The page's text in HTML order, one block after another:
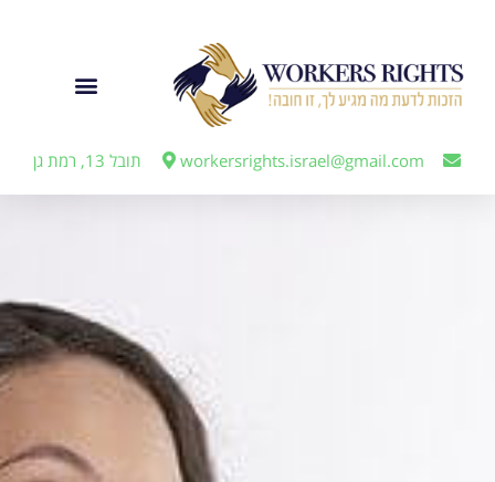
workersrights.israel@gmail.com תובל 13, רמת גן